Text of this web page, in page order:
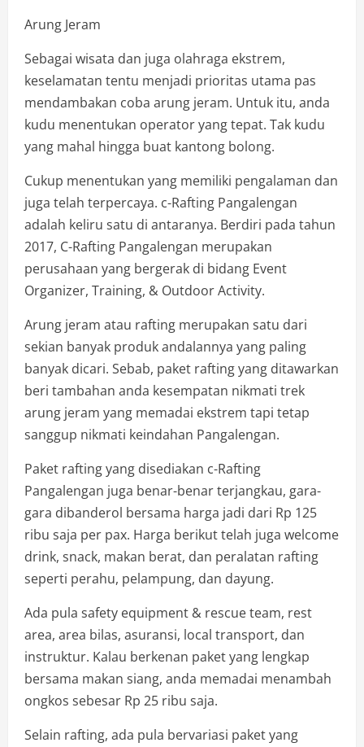
Arung Jeram
Sebagai wisata dan juga olahraga ekstrem,
keselamatan tentu menjadi prioritas utama pas
mendambakan coba arung jeram. Untuk itu, anda
kudu menentukan operator yang tepat. Tak kudu
yang mahal hingga buat kantong bolong.
Cukup menentukan yang memiliki pengalaman dan
juga telah terpercaya. c-Rafting Pangalengan
adalah keliru satu di antaranya. Berdiri pada tahun
2017, C-Rafting Pangalengan merupakan
perusahaan yang bergerak di bidang Event
Organizer, Training, & Outdoor Activity.
Arung jeram atau rafting merupakan satu dari
sekian banyak produk andalannya yang paling
banyak dicari. Sebab, paket rafting yang ditawarkan
beri tambahan anda kesempatan nikmati trek
arung jeram yang memadai ekstrem tapi tetap
sanggup nikmati keindahan Pangalengan.
Paket rafting yang disediakan c-Rafting
Pangalengan juga benar-benar terjangkau, gara-
gara dibanderol bersama harga jadi dari Rp 125
ribu saja per pax. Harga berikut telah juga welcome
drink, snack, makan berat, dan peralatan rafting
seperti perahu, pelampung, dan dayung.
Ada pula safety equipment & rescue team, rest
area, area bilas, asuransi, local transport, dan
instruktur. Kalau berkenan paket yang lengkap
bersama makan siang, anda memadai menambah
ongkos sebesar Rp 25 ribu saja.
Selain rafting, ada pula bervariasi paket yang